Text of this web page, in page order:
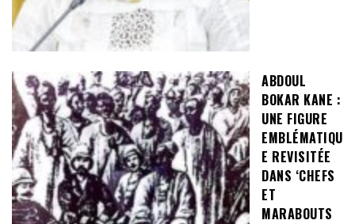
ABDOUL
BOKAR KANE :
UNE FIGURE
EMBLÉMATIQU
E REVISITÉE
DANS ‘CHEFS
ET
MARABOUTS